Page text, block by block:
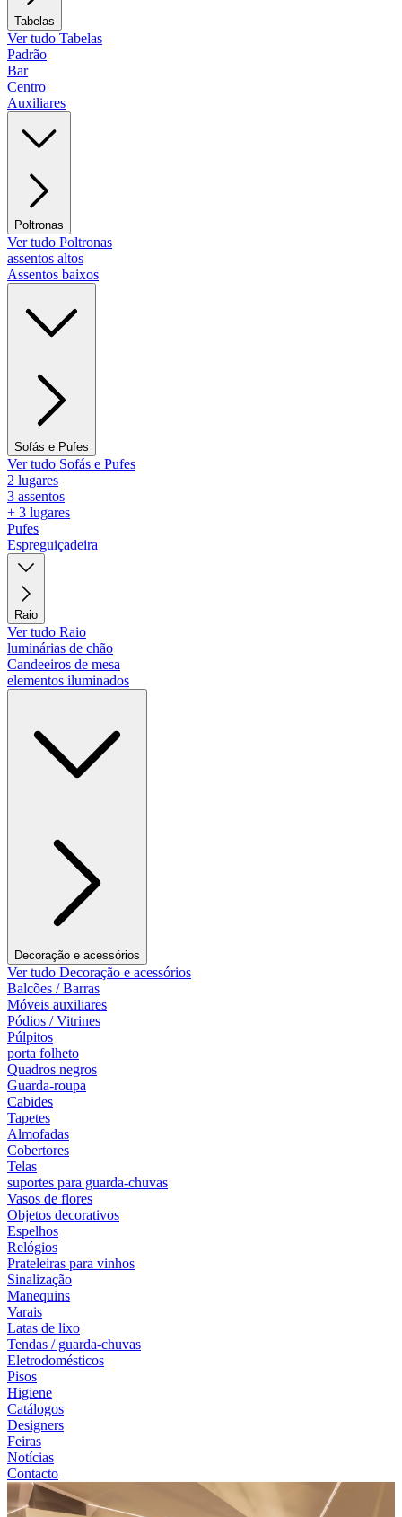
Tabelas
Ver tudo Tabelas
Padrão
Bar
Centro
Auxiliares
Poltronas
Ver tudo Poltronas
assentos altos
Assentos baixos
Sofás e Pufes
Ver tudo Sofás e Pufes
2 lugares
3 assentos
+ 3 lugares
Pufes
Espreguiçadeira
Raio
Ver tudo Raio
luminárias de chão
Candeeiros de mesa
elementos iluminados
Decoração e acessórios
Ver tudo Decoração e acessórios
Balcões / Barras
Móveis auxiliares
Pódios / Vitrines
Púlpitos
porta folheto
Quadros negros
Guarda-roupa
Cabides
Tapetes
Almofadas
Cobertores
Telas
suportes para guarda-chuvas
Vasos de flores
Objetos decorativos
Espelhos
Relógios
Prateleiras para vinhos
Sinalização
Manequins
Varais
Latas de lixo
Tendas / guarda-chuvas
Eletrodomésticos
Pisos
Higiene
Catálogos
Designers
Feiras
Notícias
Contacto